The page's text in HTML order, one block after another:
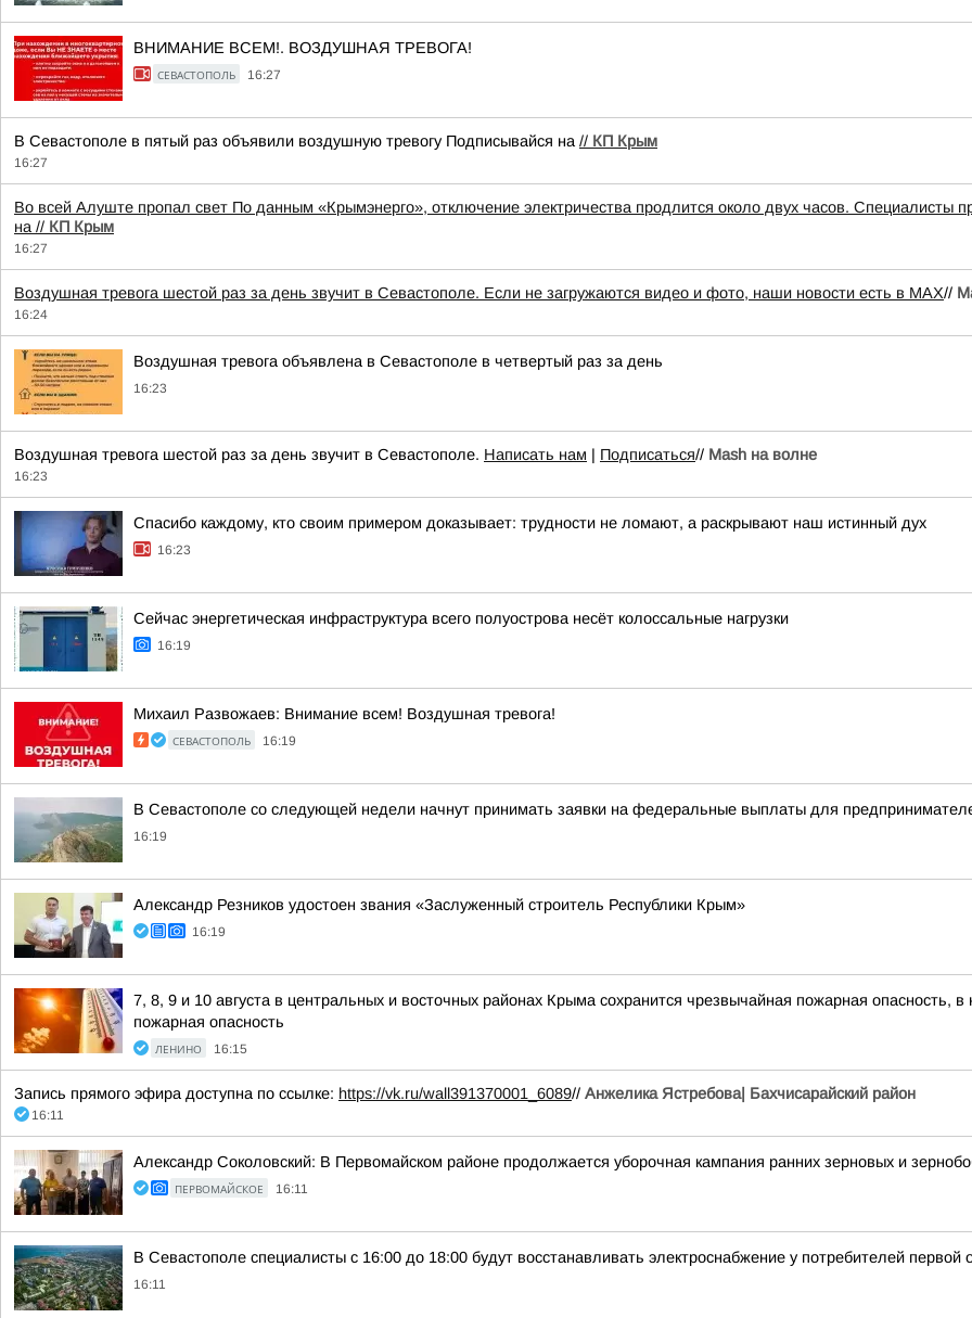
ВНИМАНИЕ ВСЕМ!. ВОЗДУШНАЯ ТРЕВОГА!
СЕВАСТОПОЛЬ 16:27
В Севастополе в пятый раз объявили воздушную тревогу Подписывайся на // КП Крым
16:27
Во всей Алуште пропал свет По данным «Крымэнерго», отключение электричества продлится около двух часов. Специалисты
на // КП Крым
16:27
Воздушная тревога шестой раз за день звучит в Севастополе. Если не загружаются видео и фото, наши новости есть в MAX//
16:24
Воздушная тревога объявлена в Севастополе в четвертый раз за день
16:23
Воздушная тревога шестой раз за день звучит в Севастополе. Написать нам | Подписаться// Mash на волне
16:23
Спасибо каждому, кто своим примером доказывает: трудности не ломают, а раскрывают наш истинный дух
16:23
Сейчас энергетическая инфраструктура всего полуострова несёт колоссальные нагрузки
16:19
Михаил Развожаев: Внимание всем! Воздушная тревога!
СЕВАСТОПОЛЬ 16:19
В Севастополе со следующей недели начнут принимать заявки на федеральные выплаты для
16:19
Александр Резников удостоен звания «Заслуженный строитель Республики Крым»
16:19
7, 8, 9 и 10 августа в центральных и восточных районах Крыма сохранится чрезвычайная пожарная опасность,
пожарная опасность
ЛЕНИНО 16:15
Запись прямого эфира доступна по ссылке: https://vk.ru/wall391370001_6089// Анжелика Ястребова| Бахчисарайский район
16:11
Александр Соколовский: В Первомайском районе продолжается уборочная кампания ранних зерновых и
ПЕРВОМАЙСКОЕ 16:11
В Севастополе специалисты с 16:00 до 18:00 будут восстанавливать электроснабжение у потребителей первой
16:11